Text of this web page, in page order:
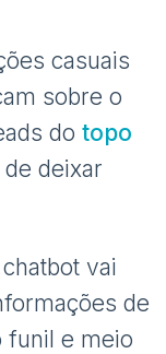
casuais
sobre o
do topo
deixar
vai
de
funil e meio